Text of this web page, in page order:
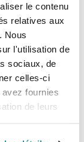
le contenu
relatives aux
Nous
l'utilisation de
sociaux, de
celles-ci
fournies
de leurs
Bump Cap